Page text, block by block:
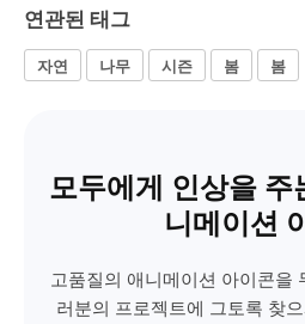
연관된 태그
자연 나무 시즌 봄 봄
모두에게 인상을 주
니메이션
고품질의 애니메이션 아이콘을
러분의 프로젝트에 그토록 찾